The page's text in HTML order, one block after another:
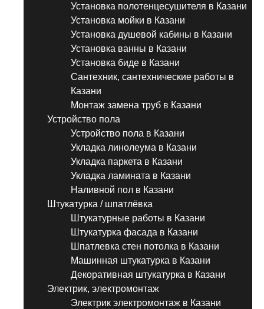
Установка полотенцесушителя в Казани
Установка мойки в Казани
Установка душевой кабины в Казани
Установка ванны в Казани
Установка биде в Казани
Сантехник, сантехнические работы в
Казани
Монтаж замена труб в Казани
Устройство пола
Устройство пола в Казани
Укладка линолеума в Казани
Укладка паркета в Казани
Укладка ламината в Казани
Наливной пол в Казани
Штукатурка / шпатлёвка
Штукатурные работы в Казани
Штукатурка фасада в Казани
Шпатлевка стен потолка в Казани
Машинная штукатурка в Казани
Декоративная штукатурка в Казани
Электрик, электромонтаж
Электрик электромонтаж в Казани